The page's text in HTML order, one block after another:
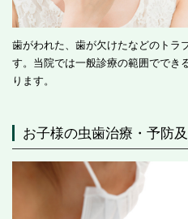
歯がわれた、歯が欠けたなどのトラ
す。当院では一般診療の範囲ででき
ります。
お子様の虫歯治療・予防